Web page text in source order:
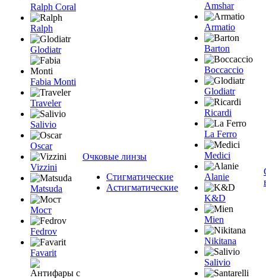
Ralph Coral
Ralph
Glodiatr
Fabia Monti
Traveler
Salivio
Oscar
Vizzini
Matsuda
Мост
Fedrov
Favarit
Очковые линзы
Стигматические
Астигматические
Amshar
Armatio
Barton
Boccaccio
Glodiatr
Ricardi
La Ferro
Medici
Alanie
K&D
Mien
Nikitana
Salivio